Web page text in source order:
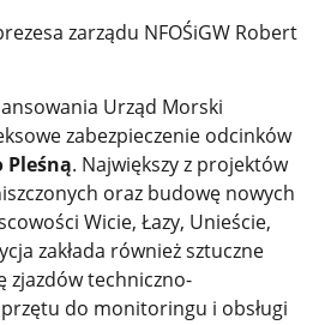
zarządu NFOŚiGW Robert
Urząd Morski
zabezpieczenie odcinków
Pleśną. Największy z projektów
oraz budowę nowych
Wicie, Łazy, Unieście,
zakłada również sztuczne
zjazdów techniczno-
do monitoringu i obsługi